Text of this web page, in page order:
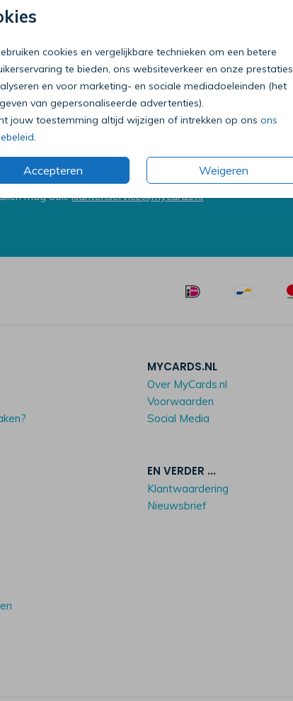
cookies en vergelijkbare technieken om een betere
te bieden, ons websiteverkeer en onze prestaties
en voor marketing- en sociale mediadoeleinden (het
van gepersonaliseerde advertenties).
jouw toestemming altijd wijzigen of intrekken op ons ons
Accepteren Weigeren
onze klantenservice
- 72 51 23
werkdagen van 09:00 tot 18:00 uur
mag ook:klantenservice@mycards.nl
MYCARDS.NL
Over MyCards.nl
Voorwaarden
Social Media
EN VERDER ...
Klantwaardering
Nieuwsbrief